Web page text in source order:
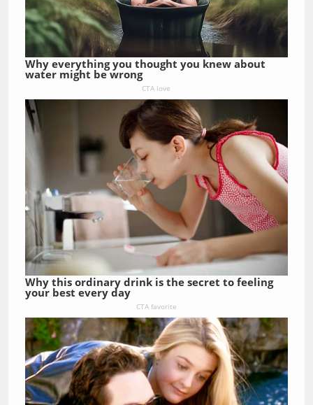
Why everything you thought you knew about
water might be wrong
CTA love
Why this ordinary drink is the secret to feeling
your best every day
CTA favorite